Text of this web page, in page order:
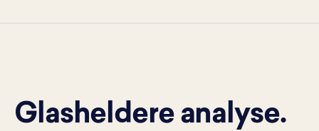
Glasheldere analyse.